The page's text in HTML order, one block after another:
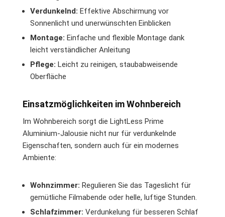
Verdunkelnd: Effektive Abschirmung vor
Sonnenlicht und unerwünschten Einblicken
Montage: Einfache und flexible Montage dank
leicht verständlicher Anleitung
Pflege: Leicht zu reinigen, staubabweisende
Oberfläche
Einsatzmöglichkeiten im Wohnbereich
Im Wohnbereich sorgt die LightLess Prime
Aluminium-Jalousie nicht nur für verdunkelnde
Eigenschaften, sondern auch für ein modernes
Ambiente:
Wohnzimmer: Regulieren Sie das Tageslicht für
gemütliche Filmabende oder helle, luftige Stunden.
Schlafzimmer: Verdunkelung für besseren Schlaf